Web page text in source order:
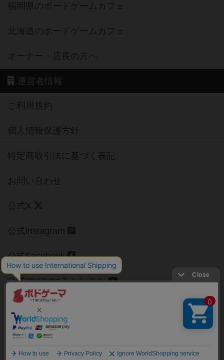
福岡県のボードゲームカフェ
北海道のボードゲームカフェ
オーナー・店長の方へ
運営者情報
ご利用規約
個人情報保護方針
特定商取引法に基づく表記
お問い合わせ
公式X
公式instagram
公式Facebook
公式YouTubeチャンネル